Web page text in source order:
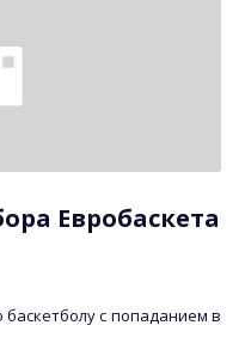
Евробаскета
с попаданием в